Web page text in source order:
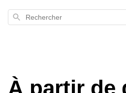
Rechercher
À partir de